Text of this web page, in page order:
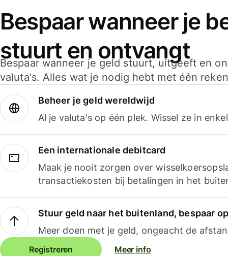
Bespaar wanneer je
stuurt en ontvangt
Bespaar wanneer je geld stuurt, uitgeeft en
valuta's. Alles wat je nodig hebt met één
Beheer je geld wereldwijd
Al je valuta's op één plek. Wissel ze in
Een internationale debitcard
Maak je nooit zorgen over
transactiekosten bij betalingen in het
Stuur geld naar het buitenland, bespaar
Meer doen met je geld, ongeacht de
Registreren Meer info